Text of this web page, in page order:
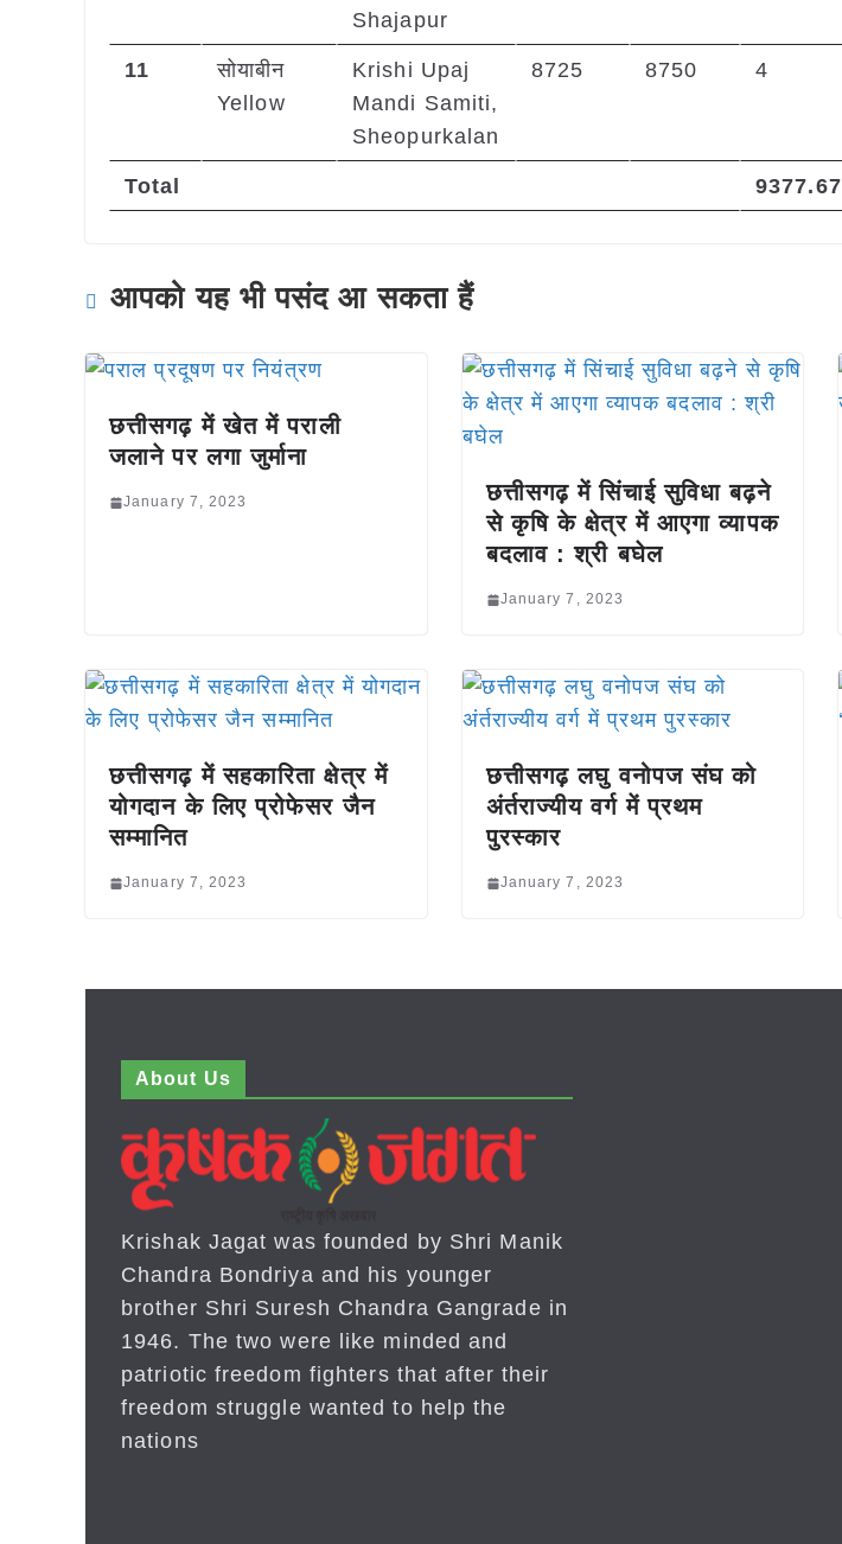
Shajapur
11
सोयाबीन
Yellow
Krishi Upaj
Mandi Samiti,
Sheopurkalan
8725 8750 4
Total 9377.67
आपको यह भी पसंद आ सकता हैं
छत्तीसगढ़ में खेत में पराली
जलाने पर लगा जुर्माना
January 7, 2023
छत्तीसगढ़ में सिंचाई सुविधा बढ़ने
से कृषि के क्षेत्र में आएगा व्यापक
बदलाव : श्री बघेल
January 7, 2023
छत्तीसगढ़ में सहकारिता क्षेत्र में
योगदान के लिए प्रोफेसर जैन
सम्मानित
January 7, 2023
छत्तीसगढ़ लघु वनोपज संघ को
अंर्तराज्यीय वर्ग में प्रथम
पुरस्कार
January 7, 2023
About Us
Krishak Jagat was founded by Shri Manik
Chandra Bondriya and his younger
brother Shri Suresh Chandra Gangrade in
1946. The two were like minded and
patriotic freedom fighters that after their
freedom struggle wanted to help the
nations